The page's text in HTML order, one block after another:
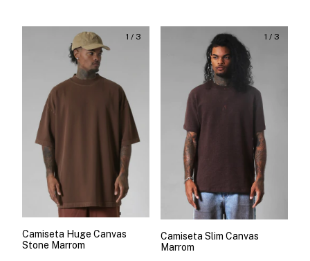
1 / 3
Camiseta Huge Canvas
Stone Marrom
1 / 3
Camiseta Slim Canvas
Marrom